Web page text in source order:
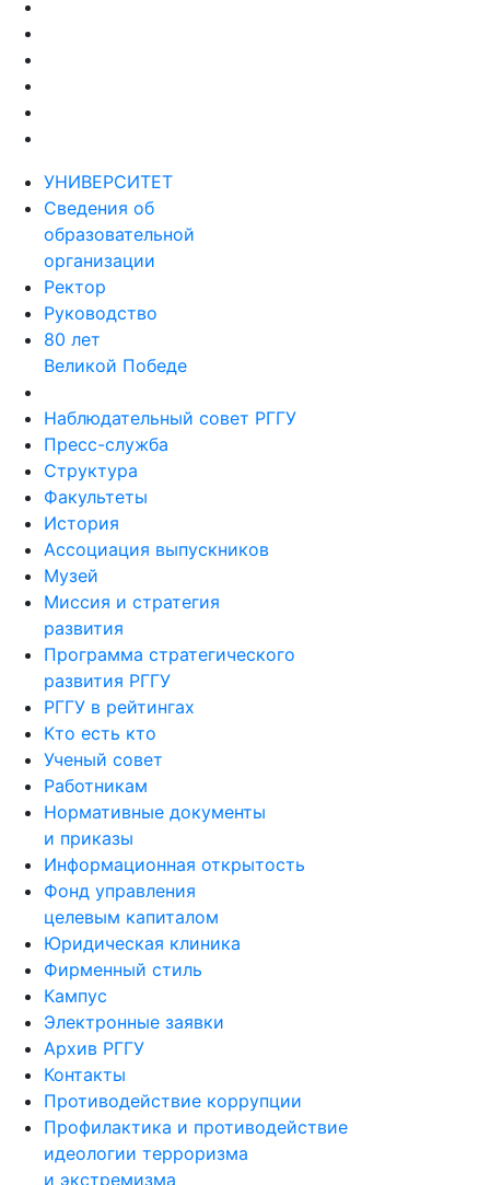
УНИВЕРСИТЕТ
Сведения об
образовательной
организации
Ректор
Руководство
80 лет
Великой Победе
Наблюдательный совет РГГУ
Пресс-служба
Структура
Факультеты
История
Ассоциация выпускников
Музей
Миссия и стратегия
развития
Программа стратегического
развития РГГУ
РГГУ в рейтингах
Кто есть кто
Ученый совет
Работникам
Нормативные документы
и приказы
Информационная открытость
Фонд управления
целевым капиталом
Юридическая клиника
Фирменный стиль
Кампус
Электронные заявки
Архив РГГУ
Контакты
Противодействие коррупции
Профилактика и противодействие
идеологии терроризма
и экстремизма